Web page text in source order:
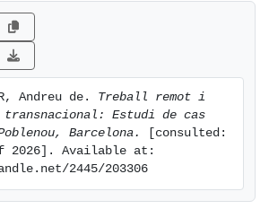
Andreu de. Treball remot i
Estudi de cas
Barcelona.
[consulted:
2026]. Available at:
2445/203306